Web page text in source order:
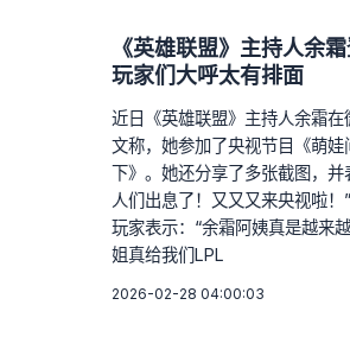
《英雄联盟》主持人余
玩家们大呼太有排面
近日《英雄联盟》主持人余霜在
文称，她参加了央视节目《萌娃
下》。她还分享了多张截图，并
人们出息了！又又又来央视啦！
玩家表示：“余霜阿姨真是越来
姐真给我们LPL
2026-02-28 04:00:03